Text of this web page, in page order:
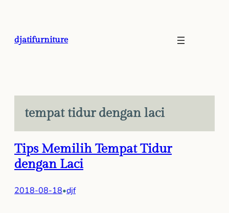
djatifurniture
tempat tidur dengan laci
Tips Memilih Tempat Tidur
dengan Laci
2018-08-18•djf